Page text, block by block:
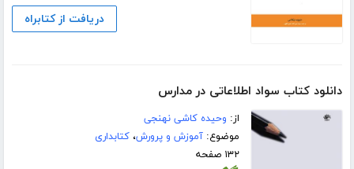
دریافت از کتابراه
دانلود کتاب سواد اطلاعاتی در مدارس
از: وحیده کاشی نهنجی
موضوع:آموزش و پرورش،کتابداری
۱۳۲ صفحه